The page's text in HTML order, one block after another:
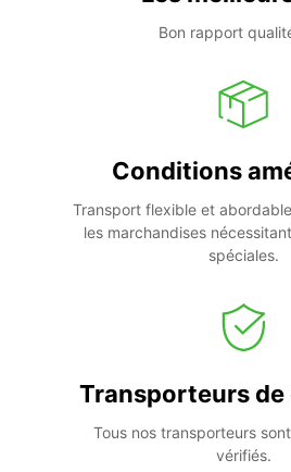
Bon rapport
Conditions
Transport flexible et
les marchandises
spéciales.
Transporteurs
Tous nos transporteurs
vérifiés.